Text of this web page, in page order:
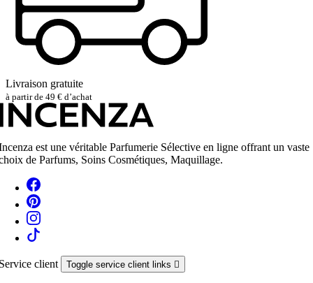
Livraison gratuite
à partir de 49 € d’achat
est une véritable Parfumerie Sélective en ligne offrant un vaste
de Parfums, Soins Cosmétiques, Maquillage.
client Toggle service client links 